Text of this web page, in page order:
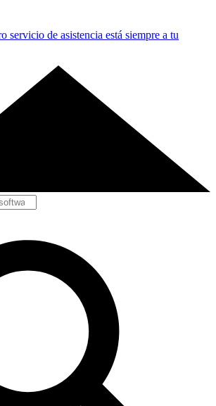
servicio de asistencia está siempre a tu